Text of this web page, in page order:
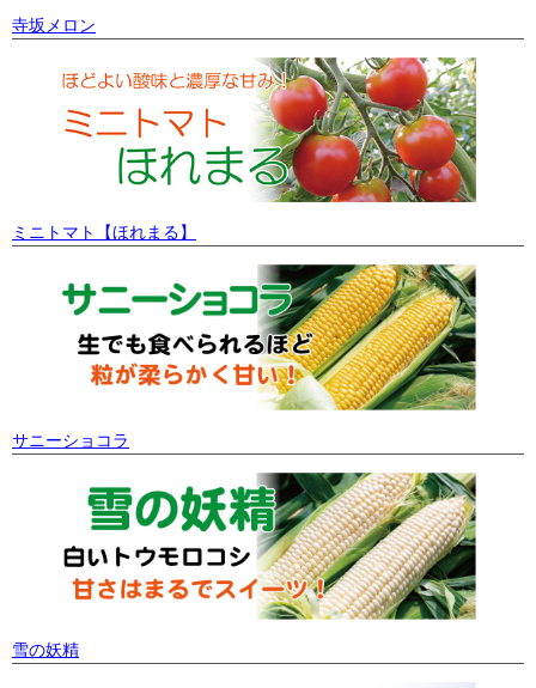
寺坂メロン
ミニトマト【ほれまる】
サニーショコラ
雪の妖精